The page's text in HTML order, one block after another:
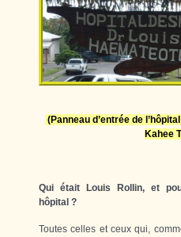
(Panneau d’entrée de
Kahee
Qui était Louis Rollin, et
hôpital ?
Toutes celles et ceux qui,